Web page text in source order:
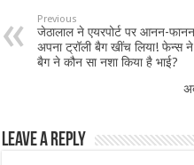
Previous
जेठालाल ने एयरपोर्ट पर आनन-
अपना ट्रॉली बैग खींच लिया! फेन्स
बैग ने कौन सा नशा किया है भाई?
Leave a Reply